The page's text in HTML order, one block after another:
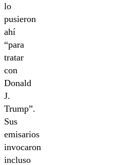
lo
pusieron
ahí
“para
tratar
con
Donald
J.
Trump”.
Sus
emisarios
invocaron
incluso